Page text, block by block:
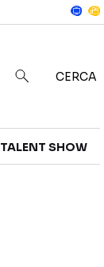
CERCA
TALENT SHOW